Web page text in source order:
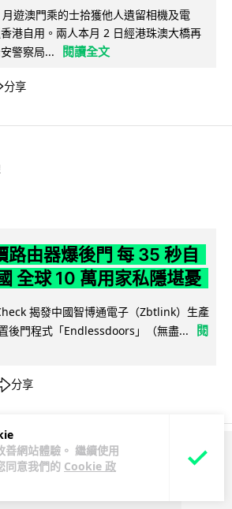
網站體驗。 繼續使用
同意我們的 Cookie 政
遊澳門乘的士拾獲他人遺留相機及電
港自用。兩人本月 2 日經港珠澳大橋再
警察局...
閱讀全文
分享
路由器爆後門 每 35 秒自
全球 10 萬用家私隱堪憂
揭發中國智博通電子（Zbtlink）生產
後門程式「Endlessdoors」（無盡...
閱
分享